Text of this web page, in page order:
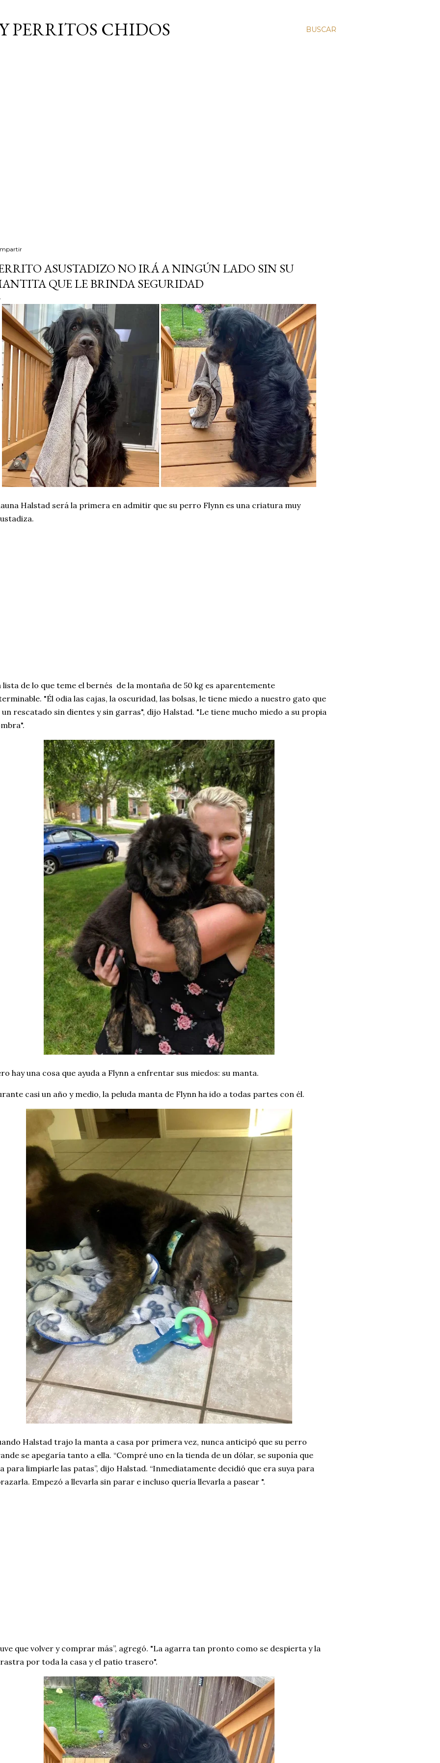
BUSCAR
PERRITOS CHIDOS
ASUSTADIZO NO IRÁ A NINGÚN LADO SIN SU
QUE LE BRINDA SEGURIDAD
Halstad será la primera en admitir que su perro Flynn es una criatura muy
lista de lo que teme el bernés de la montaña de 50 kg es aparentemente
"Él odia las cajas, la oscuridad, las bolsas, le tiene miedo a nuestro gato que
un rescatado sin dientes y sin garras", dijo Halstad. "Le tiene mucho miedo a su propia
hay una cosa que ayuda a Flynn a enfrentar sus miedos: su manta.
casi un año y medio, la peluda manta de Flynn ha ido a todas partes con él.
Halstad trajo la manta a casa por primera vez, nunca anticipó que su perro
se apegaría tanto a ella. “Compré uno en la tienda de un dólar, se suponía que
para limpiarle las patas”, dijo Halstad. “Inmediatamente decidió que era suya para
Empezó a llevarla sin parar e incluso quería llevarla a pasear ".
que volver y comprar más”, agregó. "La agarra tan pronto como se despierta y la
por toda la casa y el patio trasero".